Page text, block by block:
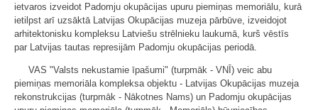
ietvaros izveidot Padomju okupācijas upuru piemiņas memoriālu, kurā
ietilpst arī uzsāktā Latvijas Okupācijas muzeja pārbūve, izveidojot
arhitektonisku kompleksu Latviešu strēlnieku laukumā, kurš vēstīs
par Latvijas tautas represijām Padomju okupācijas periodā.
VAS "Valsts nekustamie īpašumi" (turpmāk - VNĪ) veic abu
piemiņas memoriāla kompleksa objektu - Latvijas Okupācijas muzeja
rekonstrukcijas (turpmāk - Nākotnes Nams) un Padomju okupācijas